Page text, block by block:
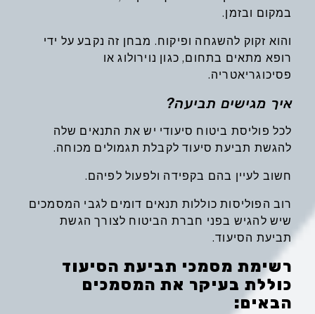
במקום ובזמן.
והוא זקוק להשגחה ופיקוח. מבחן זה נקבע על ידי
רופא מתאים בתחום, כגון נוירולוג או
פסיכוגריאטריה.
איך מגישים תביעה?
לכל פוליסת ביטוח סיעודי יש את התנאים שלה
להגשת תביעת סיעוד לקבלת תגמולים מכוחה.
חשוב לעיין בהם בקפידה ולפעול לפיהם.
רוב הפוליסות כוללות תנאים דומים לגבי המסמכים
שיש להגיש בפני חברת הביטוח לצורך הגשת
תביעת הסיעוד.
רשימת מסמכי תביעת הסיעוד
כוללת בעיקר את המסמכים
הבאים: